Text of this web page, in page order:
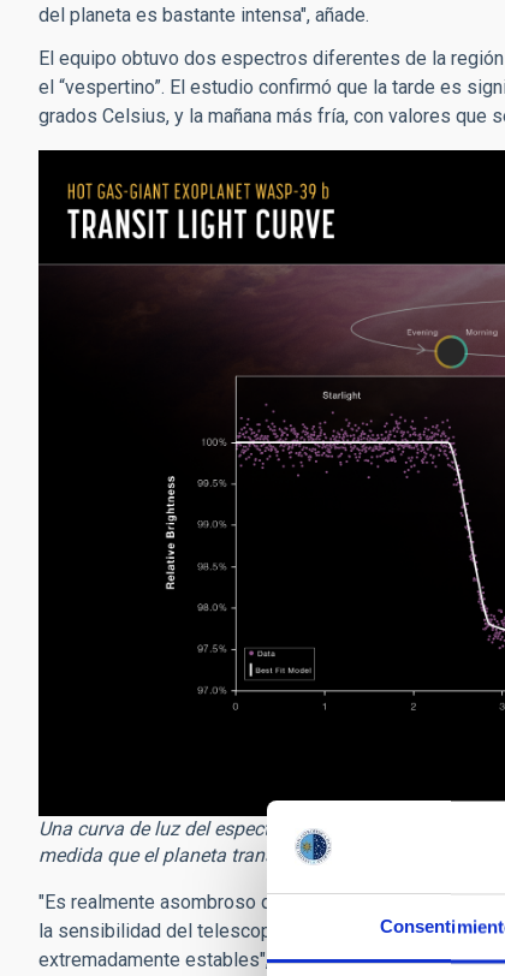
del planeta es bastante intensa", añade.
El equipo obtuvo dos espectros diferentes de la
el “vespertino”. El estudio confirmó que la tarde es
grados Celsius, y la mañana más fría, con valores que
Una curva de luz del espectrógrafo NIRSpec muestra
medida que el planeta transitaba por la estrella.
"Es realmente asombroso que seamos capaces de
la sensibilidad del telescopio JWST en las longitudes
extremadamente estables", explica Espinoza.